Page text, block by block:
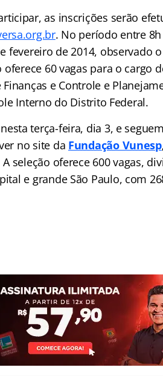
as inscrições serão
. No período entre
fevereiro de 2014, observado
oferece 60 vagas para o cargo
e Controle e
Interno do Distrito Federal.
terça-feira, dia 3, e
no site da Fundação Vunesp
seleção oferece 600 vagas,
e grande São Paulo, com